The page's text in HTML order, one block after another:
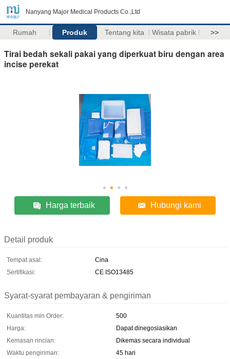
Nanyang Major Medical Products Co.,Ltd
Rumah Produk Tentang kita Wisata pabrik >>
Tirai bedah sekali pakai yang diperkuat biru dengan area
incise perekat
Harga terbaik Hubungi kami
Detail produk
Tempat asal:
Cina
Sertifikasi:
CE ISO13485
Syarat-syarat pembayaran & pengiriman
Kuantitas min Order:
500
Harga:
Dapat dinegosiasikan
Kemasan rincian:
Dikemas secara individual
Waktu pengiriman:
45 hari